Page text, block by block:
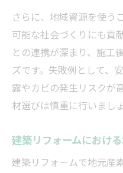
さらに、地域資源を使う
可能な社会づくりにも貢
との連携が深まり、施工
ズです。失敗例として、
露やカビの発生リスクが
材選びは慎重に行いましょ
建築リフォームにおけ
建築リフォームで地元産